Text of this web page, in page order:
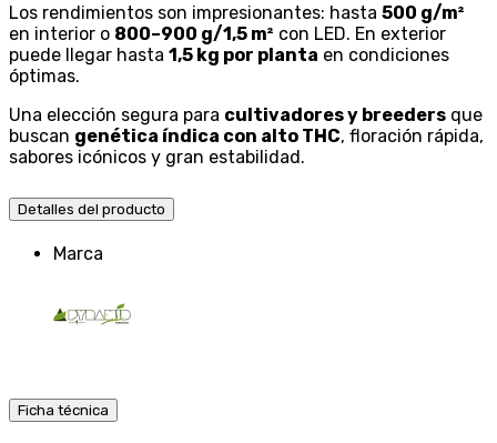
Los rendimientos son impresionantes: hasta 500 g/m²
en interior o 800–900 g/1,5 m² con LED. En exterior
puede llegar hasta 1,5 kg por planta en condiciones
óptimas.
Una elección segura para cultivadores y breeders que
buscan genética índica con alto THC, floración rápida,
sabores icónicos y gran estabilidad.
Detalles del producto
Marca
Ficha técnica